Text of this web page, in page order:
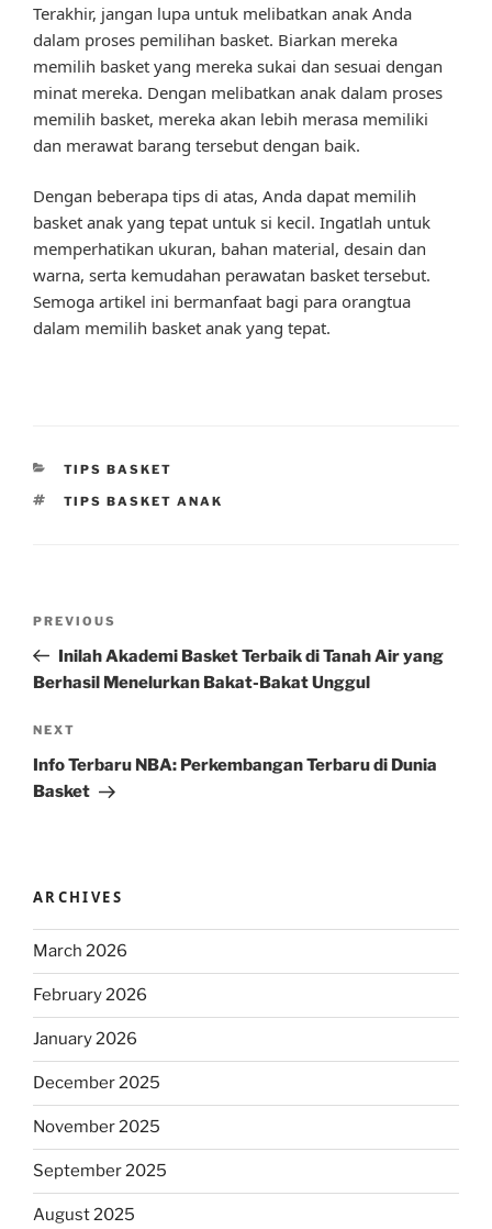
Terakhir, jangan lupa untuk melibatkan anak Anda
dalam proses pemilihan basket. Biarkan mereka
memilih basket yang mereka sukai dan sesuai dengan
minat mereka. Dengan melibatkan anak dalam proses
memilih basket, mereka akan lebih merasa memiliki
dan merawat barang tersebut dengan baik.
Dengan beberapa tips di atas, Anda dapat memilih
basket anak yang tepat untuk si kecil. Ingatlah untuk
memperhatikan ukuran, bahan material, desain dan
warna, serta kemudahan perawatan basket tersebut.
Semoga artikel ini bermanfaat bagi para orangtua
dalam memilih basket anak yang tepat.
CATEGORIES
TIPS BASKET
TAGS
TIPS BASKET ANAK
Previous
Post
PREVIOUS
Inilah Akademi Basket Terbaik di Tanah Air yang
Berhasil Menelurkan Bakat-Bakat Unggul
Next
Post
NEXT
Info Terbaru NBA: Perkembangan Terbaru di Dunia
Basket
ARCHIVES
March 2026
February 2026
January 2026
December 2025
November 2025
September 2025
August 2025